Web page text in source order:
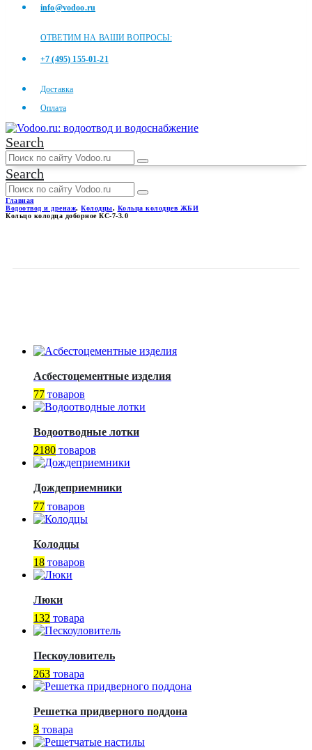
info@vodoo.ru
ОТВЕТИМ НА ВАШИ ВОПРОСЫ:
+7 (495) 155-01-21
Доставка
Оплата
Search
Search
Главная
Водоотвод и дренаж, Колодцы, Кольца колодцев ЖБИ
Кольцо колодца доборное КС-7-3.0
Асбестоцементные изделия
77 товаров
Водоотводные лотки
2180 товаров
Дождеприемники
77 товаров
Колодцы
18 товаров
Люки
132 товара
Пескоуловитель
263 товара
Решетка придверного поддона
3 товара